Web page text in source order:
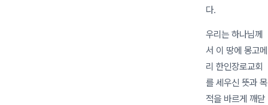
다.
우리는 하나님께
서 이 땅에 몽고메
리 한인장로교회
를 세우신 뜻과 목
적을 바르게 깨닫